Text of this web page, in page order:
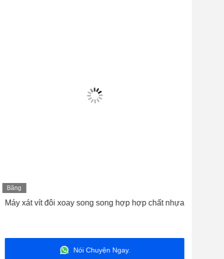
Băng
hình
Máy xát vít đôi xoay song song hợp hợp chất nhựa
Nói Chuyện Ngay.